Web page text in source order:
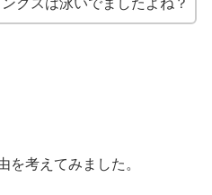
を考えてみました。